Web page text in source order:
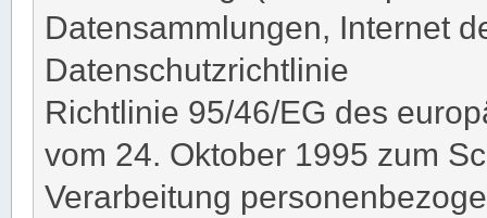
Datensammlungen, Internet
Datenschutzrichtlinie
Richtlinie 95/46/EG des
vom 24. Oktober 1995 zum
Verarbeitung